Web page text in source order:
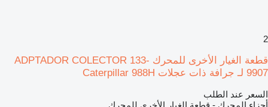
2
قطعة الغيار الأخرى للمحرك ADPTADOR COLECTOR 133-
9907 لـ جرافة ذات عجلات Caterpillar 988H
السعر عند الطلب
أجزاء المحرك - قطعة الغيار الأخرى للمحرك